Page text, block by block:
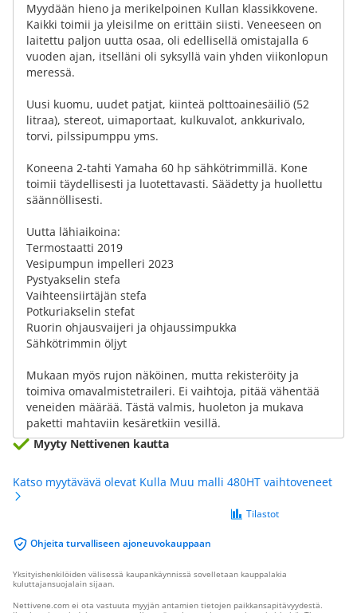
Myydään hieno ja merikelpoinen Kullan klassikkovene.
Kaikki toimii ja yleisilme on erittäin siisti. Veneeseen on
laitettu paljon uutta osaa, oli edellisellä omistajalla 6
vuoden ajan, itselläni oli syksyllä vain yhden viikonlopun
meressä.
Uusi kuomu, uudet patjat, kiinteä polttoainesäiliö (52
litraa), stereot, uimaportaat, kulkuvalot, ankkurivalo,
torvi, pilssipumppu yms.
Koneena 2-tahti Yamaha 60 hp sähkötrimmillä. Kone
toimii täydellisesti ja luotettavasti. Säädetty ja huollettu
säännöllisesti.
Uutta lähiaikoina:
Termostaatti 2019
Vesipumpun impelleri 2023
Pystyakselin stefa
Vaihteensiirtäjän stefa
Potkuriakselin stefat
Ruorin ohjausvaijeri ja ohjaussimpukka
Sähkötrimmin öljyt
Mukaan myös rujon näköinen, mutta rekisteröity ja
toimiva omavalmistetraileri. Ei vaihtoja, pitää vähentää
veneiden määrää. Tästä valmis, huoleton ja mukava
paketti mahtaviin kesäretkiin vesillä.
Myyty Nettivenen kautta
Katso myytävävä olevat Kulla Muu malli 480HT vaihtoveneet
Ohjeita turvalliseen ajoneuvokauppaan
Tilastot
Yksityishenkilöiden välisessä kaupankäynnissä sovelletaan kauppalakia
kuluttajansuojalain sijaan.
Nettivene.com ei ota vastuuta myyjän antamien tietojen paikkansapitävyydestä.